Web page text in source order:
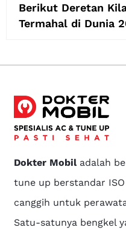
Berikut Deretan
Termahal di Dunia
Dokter Mobiladalah
tune up berstandar
canggih untuk
Satu-satunya bengkel